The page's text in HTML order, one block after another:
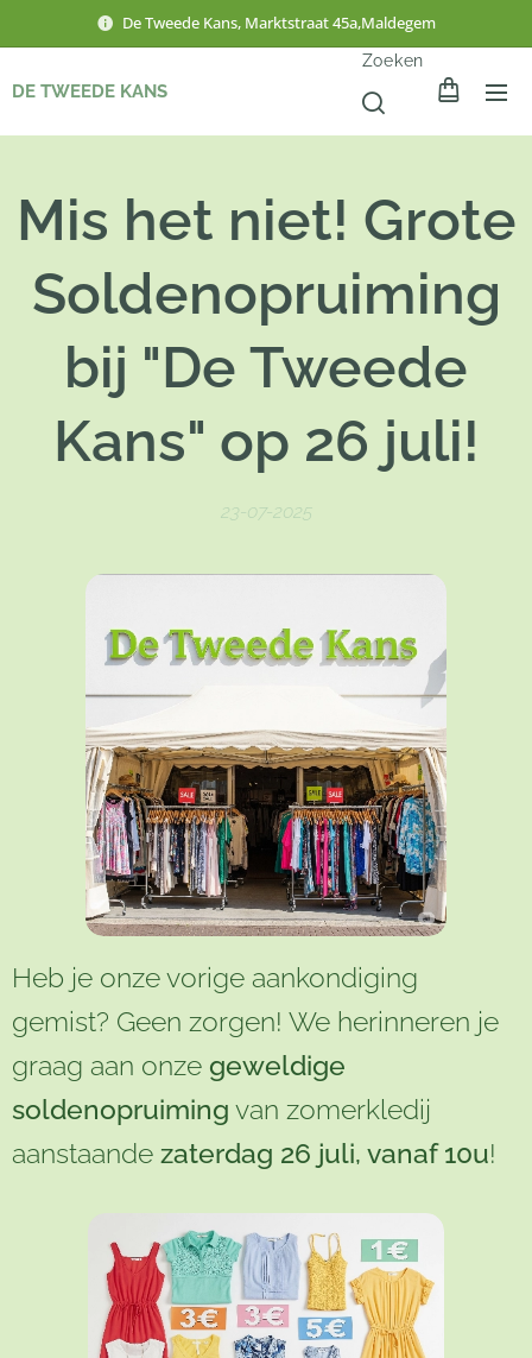
De Tweede Kans, Marktstraat 45a,Maldegem
DE TWEEDE KANS
Zoeken
Mis het niet! Grote
Soldenopruiming
bij "De Tweede
Kans" op 26 juli!
23-07-2025
Heb je onze vorige aankondiging
gemist? Geen zorgen! We herinneren je
graag aan onze geweldige
soldenopruiming van zomerkledij
aanstaande zaterdag 26 juli, vanaf 10u!